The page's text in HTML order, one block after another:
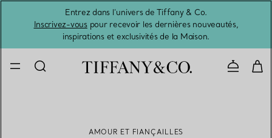
Entrez dans l’univers de Tiffany & Co.
Inscrivez-vouspour recevoir les dernières nouveautés,
inspirations et exclusivités de la Maison.
AMOUR ET FIANÇAILLES